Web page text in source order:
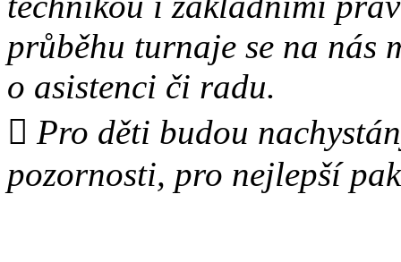
průběhu turnaje se na nás
o asistenci či radu.
 Pro děti budou
pozornosti, pro nejlepší